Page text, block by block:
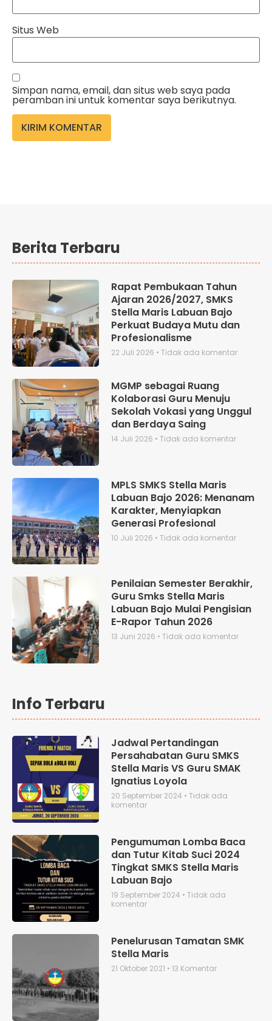
Situs Web
Simpan nama, email, dan situs web saya pada
peramban ini untuk komentar saya berikutnya.
Berita Terbaru
Rapat Pembukaan Tahun
Ajaran 2026/2027, SMKS
Stella Maris Labuan Bajo
Perkuat Budaya Mutu dan
Profesionalisme
22 Juli 2026 Tidak ada komentar
MGMP sebagai Ruang
Kolaborasi Guru Menuju
Sekolah Vokasi yang Unggul
dan Berdaya Saing
14 Juli 2026 Tidak ada komentar
MPLS SMKS Stella Maris
Labuan Bajo 2026: Menanam
Karakter, Menyiapkan
Generasi Profesional
10 Juli 2026 Tidak ada komentar
Penilaian Semester Berakhir,
Guru Smks Stella Maris
Labuan Bajo Mulai Pengisian
E-Rapor Tahun 2026
13 Juni 2026 Tidak ada komentar
Info Terbaru
Jadwal Pertandingan
Persahabatan Guru SMKS
Stella Maris VS Guru SMAK
Ignatius Loyola
20 September 2024
Tidak ada
komentar
Pengumuman Lomba Baca
dan Tutur Kitab Suci 2024
Tingkat SMKS Stella Maris
Labuan Bajo
19 September 2024
Tidak ada
komentar
Penelurusan Tamatan SMK
Stella Maris
21 Oktober 2021 13 Komentar